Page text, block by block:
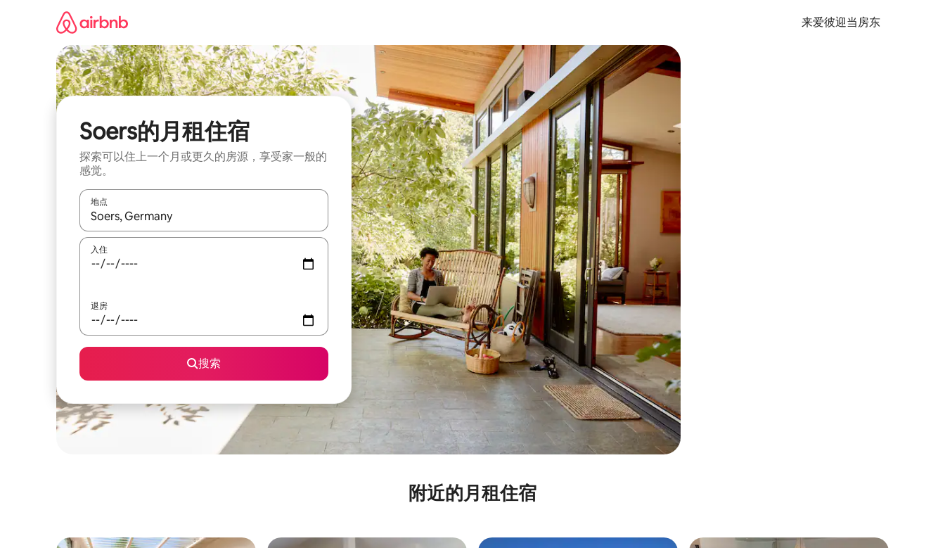
来爱彼迎当房东
Soers的月租住宿
探索可以住上一个月或更久的房源，享受家一般的
感觉。
地点
如有搜索结果，请使用上下方向键查看，或通过点击或滑动手势浏览。
入住
退房
搜索
附近的月租住宿